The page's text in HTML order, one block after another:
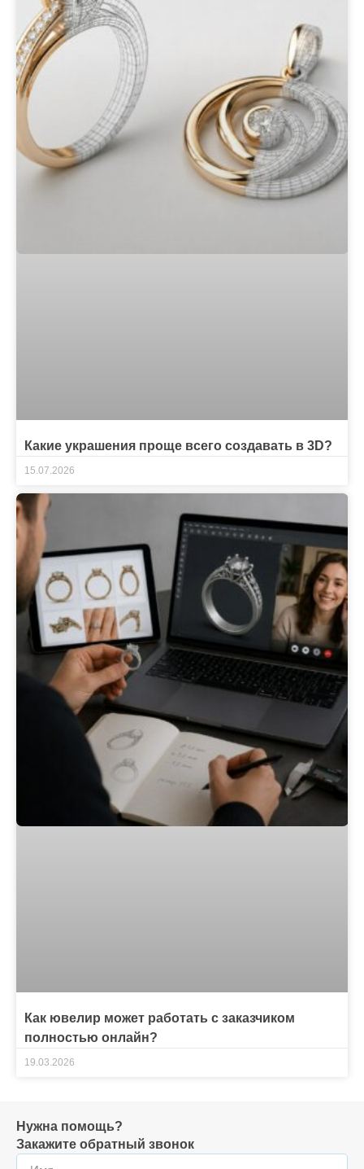
Какие украшения проще всего создавать в 3D?
15.07.2026
Как ювелир может работать с заказчиком
полностью онлайн?
19.03.2026
Нужна помощь?
Закажите обратный звонок